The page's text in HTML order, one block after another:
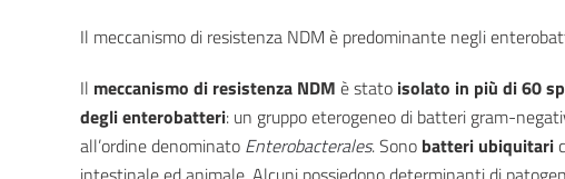
Il meccanismo di resistenza NDM è predominante negli
Il meccanismo di resistenza NDM è stato isolato in più di 60
degli enterobatteri: un gruppo eterogeneo di batteri gram-
all’ordine denominato Enterobacterales. Sono batteri ubiquitari